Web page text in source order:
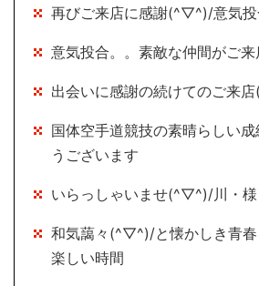
再びご来店に感謝(^▽^)/意気投
意気投合。。素敵な仲間がご
出会いに感謝の続けてのご来
国体空手道競技の素晴らしい
うございます
いらっしゃいませ(^▽^)/川・
和気藹々(^▽^)/と懐かしき青春
楽しい時間